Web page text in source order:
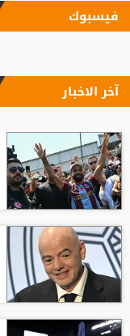
فيسبوك
آخر الاخبار